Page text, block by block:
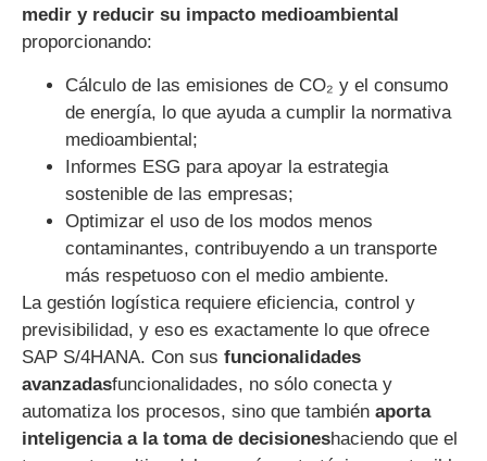
medir y reducir su impacto medioambiental
proporcionando:
Cálculo de las emisiones de CO₂ y el consumo
de energía, lo que ayuda a cumplir la normativa
medioambiental;
Informes ESG para apoyar la estrategia
sostenible de las empresas;
Optimizar el uso de los modos menos
contaminantes, contribuyendo a un transporte
más respetuoso con el medio ambiente.
La gestión logística requiere eficiencia, control y
previsibilidad, y eso es exactamente lo que ofrece
SAP S/4HANA. Con sus funcionalidades
avanzadasfuncionalidades, no sólo conecta y
automatiza los procesos, sino que también aporta
inteligencia a la toma de decisioneshaciendo que el